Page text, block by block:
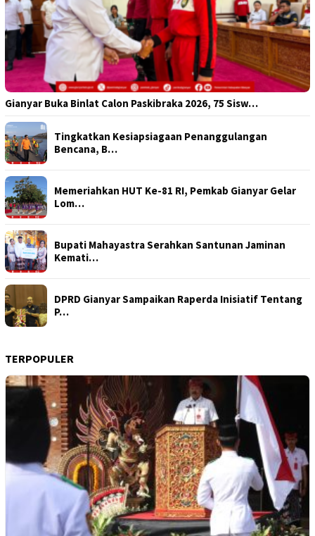
Gianyar Buka Binlat Calon Paskibraka 2026, 75 Sisw…
Tingkatkan Kesiapsiagaan Penanggulangan
Bencana, B…
Memeriahkan HUT Ke-81 RI, Pemkab Gianyar Gelar
Lom…
Bupati Mahayastra Serahkan Santunan Jaminan
Kemati…
DPRD Gianyar Sampaikan Raperda Inisiatif Tentang
P…
TERPOPULER